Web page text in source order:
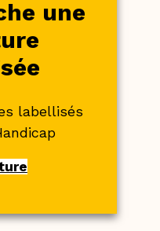
une
labellisés